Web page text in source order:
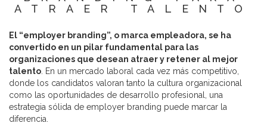
ATRAER TALENTO
El “employer branding”, o marca empleadora, se ha
convertido en un pilar fundamental para las
organizaciones que desean atraer y retener al mejor
talento . En un mercado laboral cada vez más competitivo,
donde los candidatos valoran tanto la cultura organizacional
como las oportunidades de desarrollo profesional, una
estrategia sólida de employer branding puede marcar la
diferencia.